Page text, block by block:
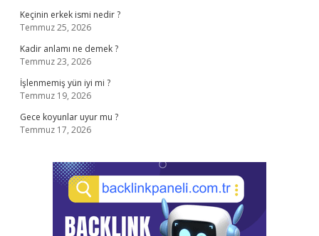
Keçinin erkek ismi nedir ?
Temmuz 25, 2026
Kadir anlamı ne demek ?
Temmuz 23, 2026
İşlenmemiş yün iyi mi ?
Temmuz 19, 2026
Gece koyunlar uyur mu ?
Temmuz 17, 2026